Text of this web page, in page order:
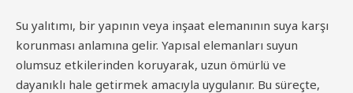
Su yalıtımı, bir yapının veya inşaat elemanının suya karşı
korunması anlamına gelir. Yapısal elemanları suyun
olumsuz etkilerinden koruyarak, uzun ömürlü ve
dayanıklı hale getirmek amacıyla uygulanır. Bu süreçte,